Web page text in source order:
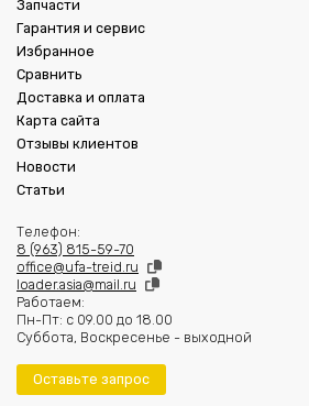
Запчасти
Гарантия и сервис
Избранное
Сравнить
Доставка и оплата
Карта сайта
Отзывы клиентов
Новости
Статьи
Телефон:
8 (963) 815-59-70
office@ufa-treid.ru
loader.asia@mail.ru
Работаем:
Пн-Пт: с 09.00 до 18.00
Суббота, Воскресенье - выходной
Оставьте запрос